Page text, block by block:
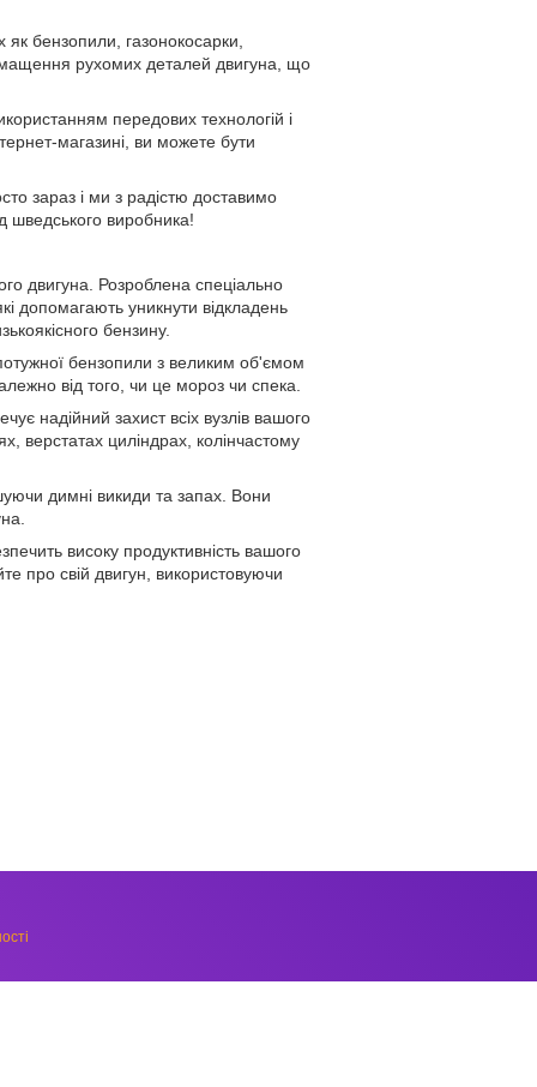
бензопили, газонокосарки,
змащення рухомих деталей двигуна, що
передових технологій і
магазині, ви можете бути
зараз і ми з радістю доставимо
шведського виробника!
двигуна. Розроблена спеціально
допомагають уникнути відкладень
бензину.
бензопили з великим об'ємом
від того, чи це мороз чи спека.
надійний захист всіх вузлів вашого
верстатах циліндрах, колінчастому
димні викиди та запах. Вони
високу продуктивність вашого
про свій двигун, використовуючи